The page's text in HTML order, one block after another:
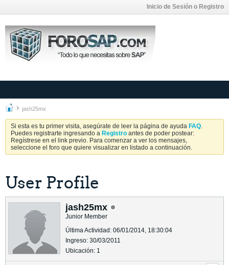
Inicio de Sesión o Registro
jash25mx
Si esta es tu primer visita, asegúrate de leer la página de ayuda FAQ.
Puedes registrarte ingresando a Registro antes de poder postear:
Regístrese en el link previo. Para comenzar a ver los mensajes,
seleccione el foro que quiere visualizar en listado a continuación.
User Profile
jash25mx
Junior Member
Última Actividad: 06/01/2014, 18:30:04
Ingreso: 30/03/2011
Ubicación: 1